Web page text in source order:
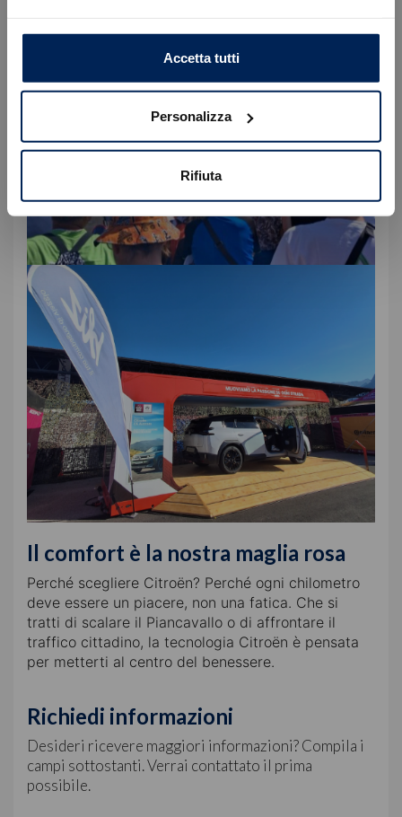
Accetta tutti
Personalizza
Rifiuta
Il comfort è la nostra maglia rosa
Perché scegliere Citroën? Perché ogni chilometro
deve essere un piacere, non una fatica. Che si
tratti di scalare il Piancavallo o di affrontare il
traffico cittadino, la tecnologia Citroën è pensata
per metterti al centro del benessere.
Richiedi informazioni
Desideri ricevere maggiori informazioni? Compila i
campi sottostanti. Verrai contattato il prima
possibile.